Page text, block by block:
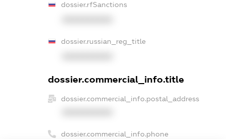
dossier.rfSanctions
dossier.russian_reg_title
dossier.commercial_info.title
dossier.commercial_info.postal_address
dossier.commercial_info.phone